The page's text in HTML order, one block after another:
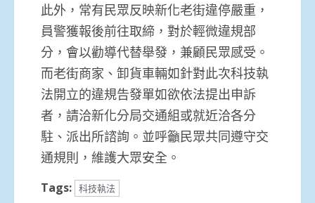
此外，常有民眾反映新化老街違停嚴重，
員警獲報後前往取締，對於輕微違規部
分，會以勸導代替舉發，兼顧民眾感受。
而老街商家、卸貨車輛如針對此次科技執
法開立的違規告發單如欲依法提出申訴
者，請洽新化分局交通組或就近洽各分
駐、派出所諮詢。並呼籲民眾共同遵守交
通規則，維護大眾安全。
Tags: 科技執法